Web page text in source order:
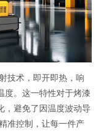
技术，即开即热，响
度。这一特性对于烤漆
，避免了因温度波动导
准控制，让每一件产